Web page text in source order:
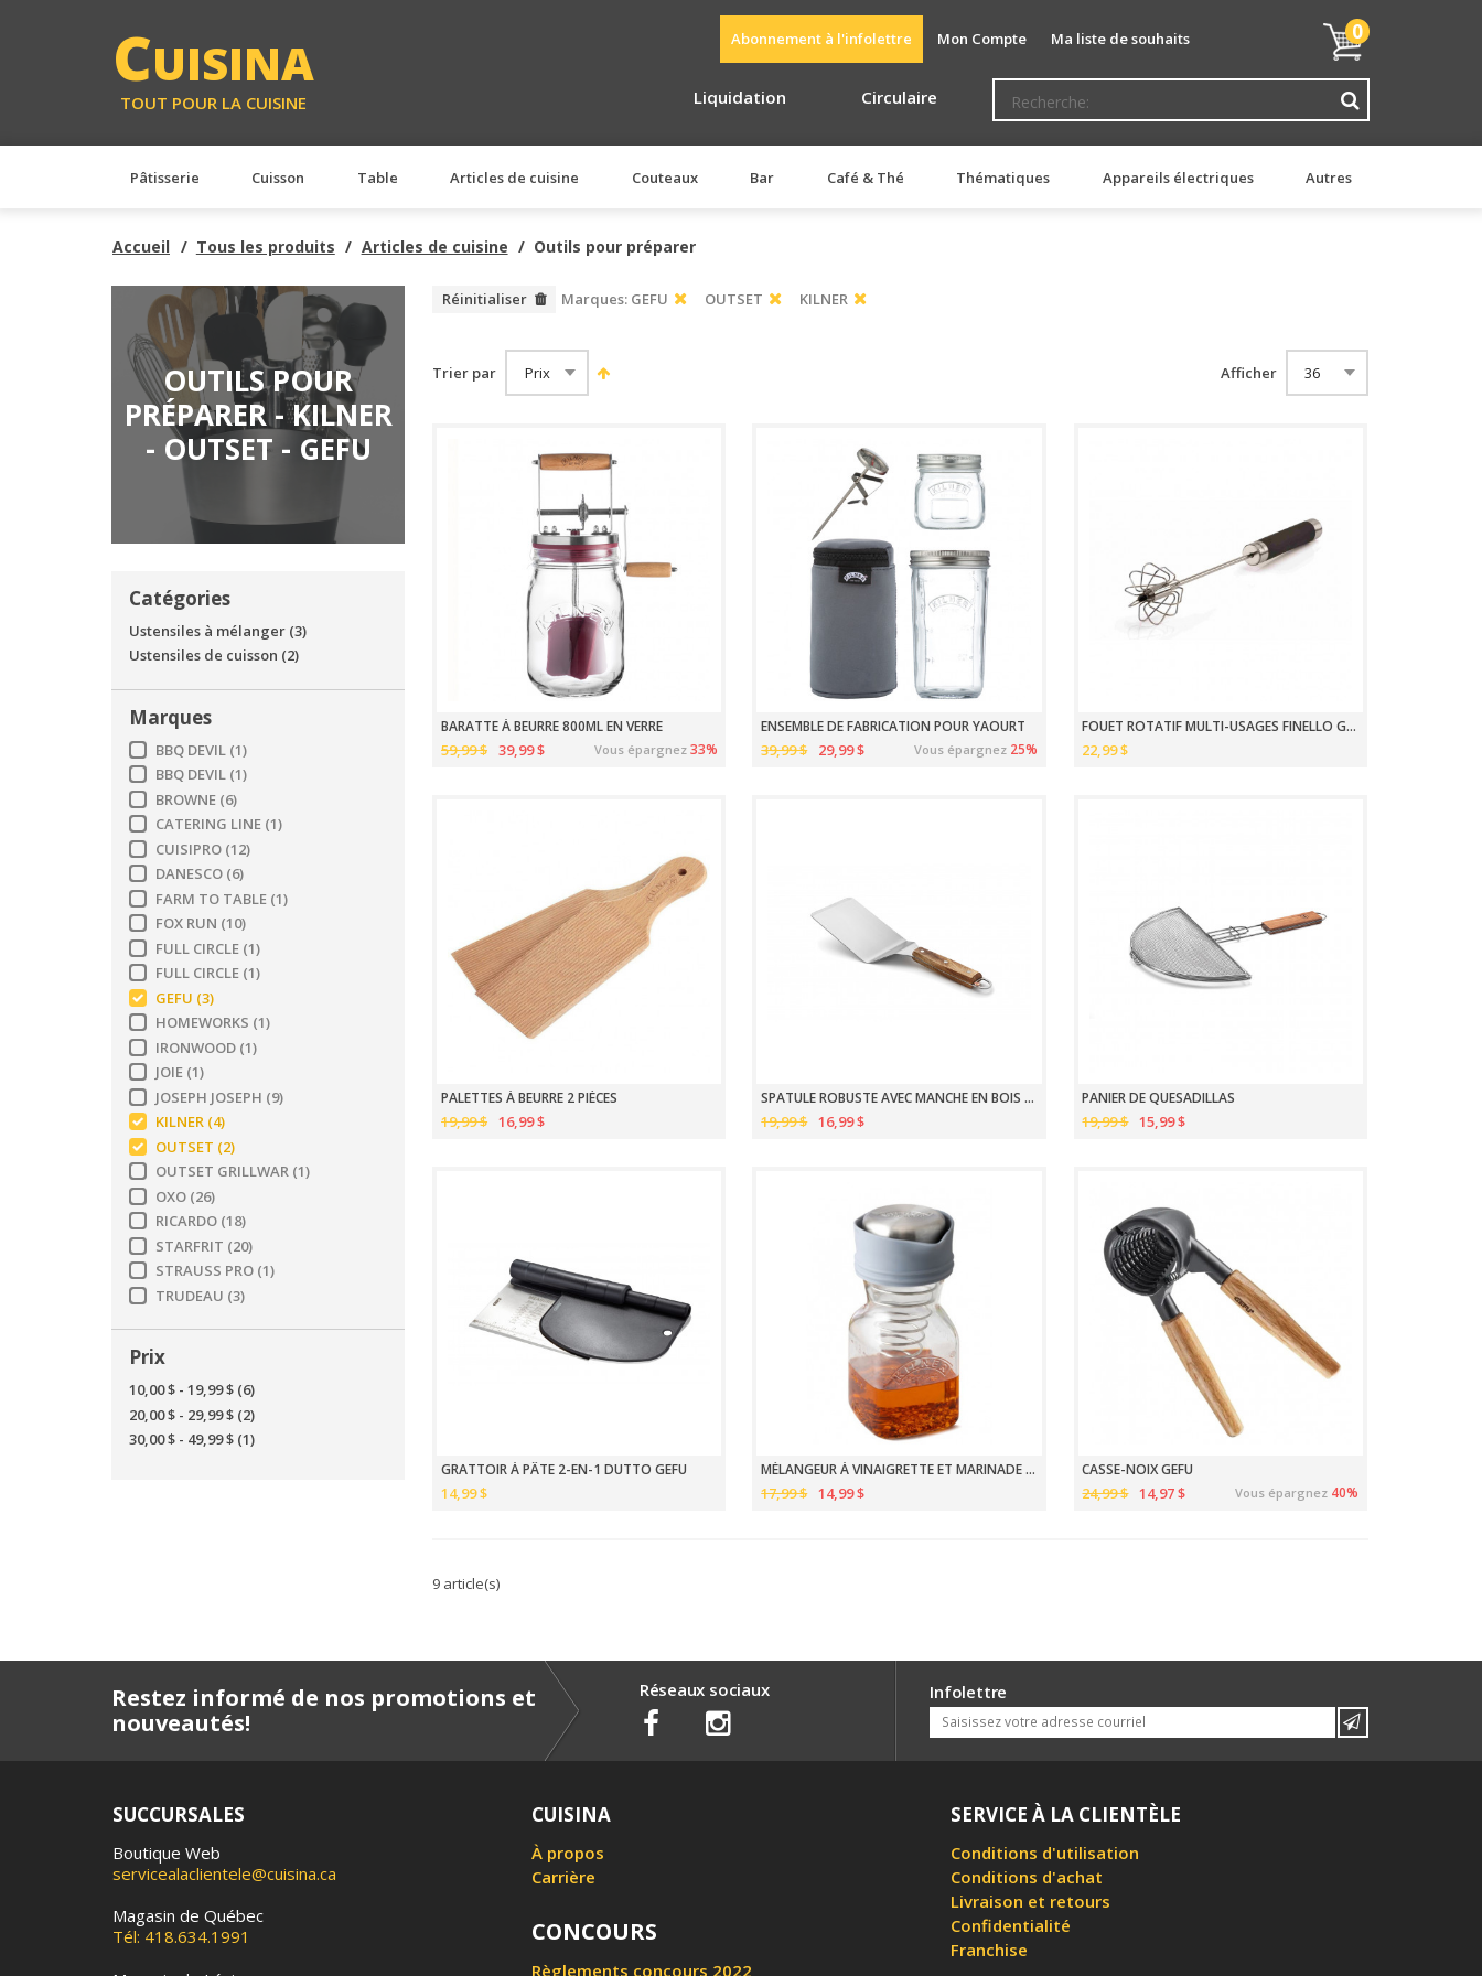
CUISINA
TOUT POUR LA CUISINE
Mon
panier
0
Abonnement à l'infolettre Mon Compte Ma liste de souhaits
Liquidation Circulaire
Pâtisserie Cuisson Table Articles de cuisine Couteaux Bar Café & Thé Thématiques Appareils électriques Autres
Accueil Tous les produits Articles de cuisine Outils pour préparer
OUTILS POUR
PRÉPARER - KILNER
- OUTSET - GEFU
Catégories
Ustensiles à mélanger (3)
Ustensiles de cuisson (2)
Marques
BBQ DEVIL (1)
BBQ DEVIL (1)
BROWNE (6)
CATERING LINE (1)
CUISIPRO (12)
DANESCO (6)
FARM TO TABLE (1)
FOX RUN (10)
FULL CIRCLE (1)
FULL CIRCLE (1)
GEFU (3)
HOMEWORKS (1)
IRONWOOD (1)
JOIE (1)
JOSEPH JOSEPH (9)
KILNER (4)
OUTSET (2)
OUTSET GRILLWAR (1)
OXO (26)
RICARDO (18)
STARFRIT (20)
STRAUSS PRO (1)
TRUDEAU (3)
Prix
10,00 $ - 19,99 $ (6)
20,00 $ - 29,99 $ (2)
30,00 $ - 49,99 $ (1)
Marques: GEFU OUTSET KILNER
Réinitialiser
Trier par Afficher
BARATTE À BEURRE 800ML EN VERRE
59,99 $ 39,99 $ Vous épargnez 33%
ENSEMBLE DE FABRICATION POUR YAOURT
39,99 $ 29,99 $ Vous épargnez 25%
FOUET ROTATIF MULTI-USAGES FINELLO GEFU
22,99 $
PALETTES À BEURRE 2 PIÈCES
19,99 $ 16,99 $
SPATULE ROBUSTE AVEC MANCHE EN BOIS D'ACACIA
19,99 $ 16,99 $
PANIER DE QUESADILLAS
19,99 $ 15,99 $
GRATTOIR À PÂTE 2-EN-1 DUTTO GEFU
14,99 $
MÉLANGEUR À VINAIGRETTE ET MARINADE 500ML
17,99 $ 14,99 $
CASSE-NOIX GEFU
24,99 $ 14,97 $ Vous épargnez 40%
9 article(s)
Restez informé de nos promotions et
nouveautés!
Réseaux sociaux Infolettre
SUCCURSALES
Boutique Web
servicealaclientele@cuisina.ca
Magasin de Québec
Tél: 418.634.1991
CUISINA
À propos
Carrière
CONCOURS
Règlements concours 2022
SERVICE À LA CLIENTÈLE
Conditions d'utilisation
Conditions d'achat
Livraison et retours
Confidentialité
Franchise